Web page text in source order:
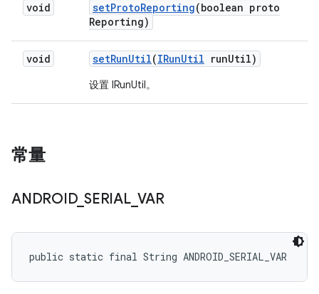
void setProtoReporting(boolean proto
Reporting)
void setRunUtil(IRunUtil runUtil)
设置 IRunUtil。
常量
ANDROID_ SERIAL_VAR
public static final String ANDROID_SERIAL_VAR